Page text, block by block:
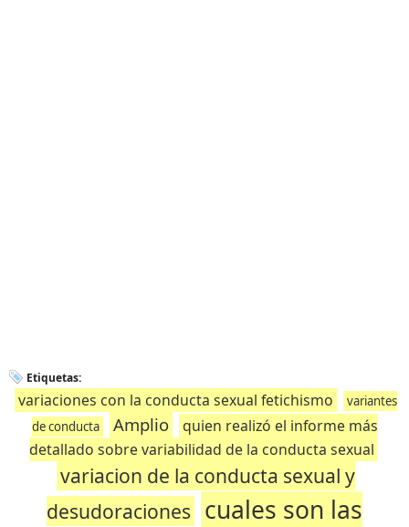
Etiquetas:
variaciones con la conducta sexual fetichismo
variantes
de conducta
Amplio
quien realizó el informe más
detallado sobre variabilidad de la conducta sexual
variacion de la conducta sexual y
desudoraciones cuales son las